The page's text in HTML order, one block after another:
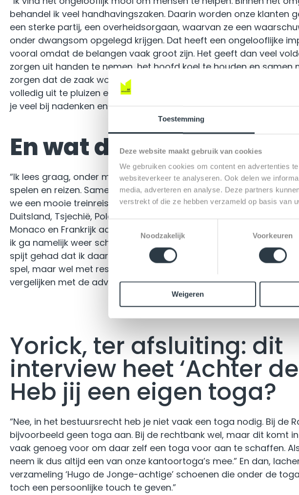
Toestemming
Deze website maakt gebruik van cookies
We gebruiken cookies om content en advertenties
websiteverkeer te analyseren. Ook delen we
media, adverteren en analyse. Deze partners
verstrekt of die ze hebben verzameld op basis van
t
e
i
g
s
s
e
l
e
t
i
e
Noodzakelijk Voorkeuren
Weigeren
behandel ik veel handhavingszaken. Daarin worden onze klanten
een sterke partij, een overheidsorgaan, waarvan ze een
onder dwangsom opgelegd krijgen. Dat heeft een ongelooflijke
vooral omdat de belangen vaak groot zijn. Het geeft dan veel
zorgen uit handen te nemen, het hoofd koel te houden en samen
zorgen dat de zaak wordt opgelost. Daarnaast zie ik het als een
volledig uit te pluizen en zo ergens een gaatje voor die oplossing
je veel bij nadenken en dat doe ik nu eenmaal heel erg graag.”
En wat doe je naast je
“Ik lees graag, onder meer over kunst en geschiedenis.
spelen en reizen. Samen met mijn vriendin ga ik vaak naar Italië.
we een mooie treinreis door Europa gemaakt, waarbij we in een
Duitsland, Tsjechië, Polen, Slowakije, Oostenrijk, Hongarije, Kroatië,
Monaco en Frankrijk aandeden. En toevallig pak ik vanavond mijn
ik ga namelijk weer schermen. Dat heb ik toen ik jong was veel
spijt gehad dat ik daarmee ben gestopt. Het is een prachtig
spel, maar wel met respect voor de tegenpartij. In die zin is het
vergelijken met de advocatuur.”
Yorick, ter afsluiting: dit
interview heet ‘Achter
Heb jij een eigen toga?
“Nee, in het bestuursrecht heb je niet vaak een toga nodig. Bij de
bijvoorbeeld geen toga aan. Bij de rechtbank wel, maar dit komt
vaak genoeg voor om daar zelf een toga voor aan te schaffen.
neem ik dus altijd een van onze kantoortoga’s mee.” En dan,
verzameling ‘Hugo de Jonge-achtige’ schoenen die onder de
toch een persoonlijke touch te geven.”